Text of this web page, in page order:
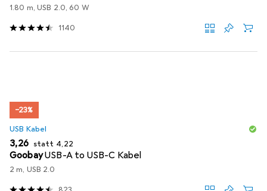
1.80 m, USB 2.0, 60 W
1140
−23%
USB Kabel
EUR
3,26 statt EUR
4,22
GoobayUSB-A to USB-C Kabel
2 m, USB 2.0